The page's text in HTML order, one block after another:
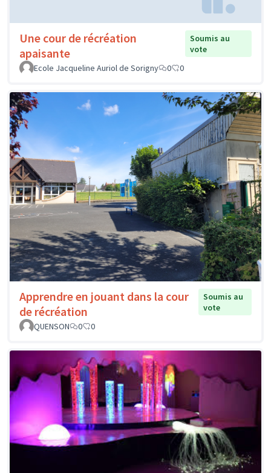
Une cour de récréation
apaisante
Soumis au
vote
Ecole Jacqueline Auriol de Sorigny
0 0
Apprendre en jouant dans la cour
de récréation
Soumis au
vote
QUENSON
0 0